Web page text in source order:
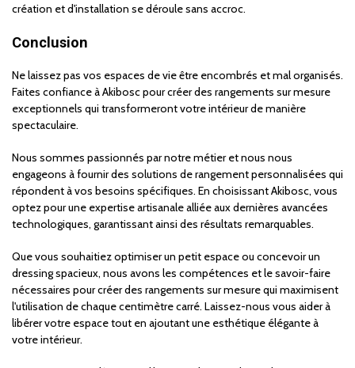
création et d'installation se déroule sans accroc.
Conclusion
Ne laissez pas vos espaces de vie être encombrés et mal organisés.
Faites confiance à Akibosc pour créer des rangements sur mesure
exceptionnels qui transformeront votre intérieur de manière
spectaculaire.
Nous sommes passionnés par notre métier et nous nous
engageons à fournir des solutions de rangement personnalisées qui
répondent à vos besoins spécifiques. En choisissant Akibosc, vous
optez pour une expertise artisanale alliée aux dernières avancées
technologiques, garantissant ainsi des résultats remarquables.
Que vous souhaitiez optimiser un petit espace ou concevoir un
dressing spacieux, nous avons les compétences et le savoir-faire
nécessaires pour créer des rangements sur mesure qui maximisent
l'utilisation de chaque centimètre carré. Laissez-nous vous aider à
libérer votre espace tout en ajoutant une esthétique élégante à
votre intérieur.